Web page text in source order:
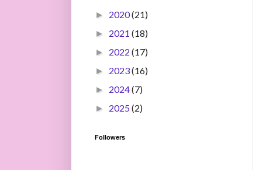
► 2020(21)
► 2021 (18)
► 2022 (17)
► 2023(16)
► 2024(7)
► 2025(2)
Followers